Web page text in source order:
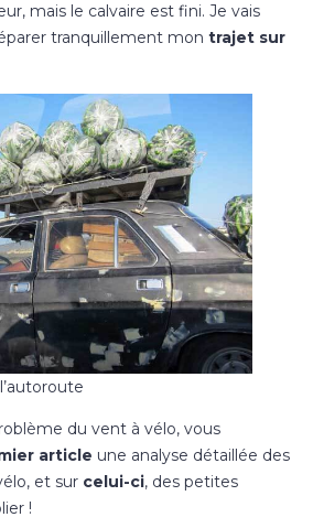
mais le calvaire est fini. Je vais
tranquillement mon trajet sur
du vent à vélo, vous
article une analyse détaillée des
et sur celui-ci, des petites
!